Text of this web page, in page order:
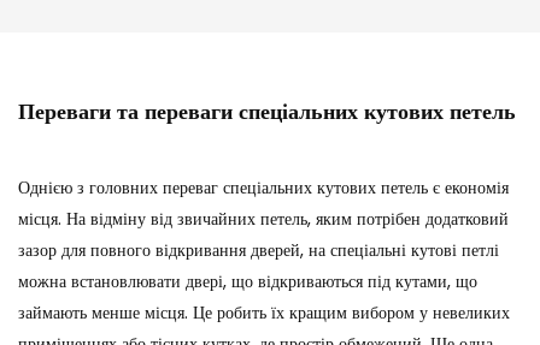
вам глибше зрозуміти це
Переваги та переваги спеціальних кутових петель
Однією з головних переваг спеціальних кутових петель є економія
місця. На відміну від звичайних петель, яким потрібен додатковий
зазор для повного відкривання дверей, на спеціальні кутові петлі
можна встановлювати двері, що відкриваються під кутами, що
займають менше місця. Це робить їх кращим вибором у невеликих